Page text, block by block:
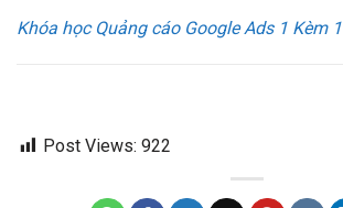
Khóa học Quảng cáo Google Ads 1 Kèm 1
Post Views: 922